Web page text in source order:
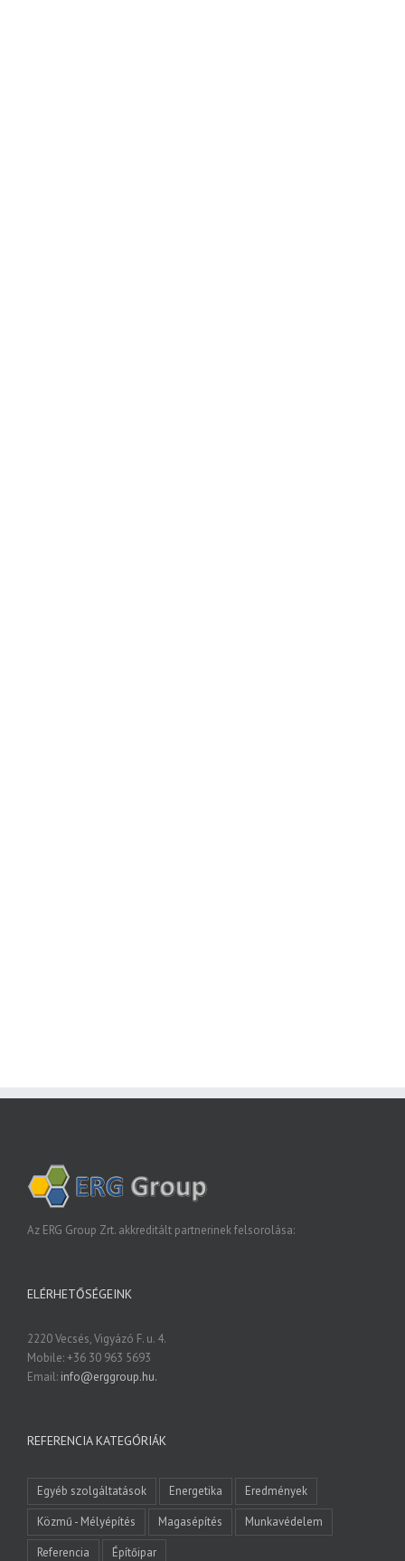
Az ERG Group Zrt. akkreditált partnerinek felsorolása:
ELÉRHETŐSÉGEINK
2220 Vecsés, Vigyázó F. u. 4.
Mobile: +36 30 963 5693
Email: info@erggroup.hu.
REFERENCIA KATEGÓRIÁK
Egyéb szolgáltatások Energetika
Eredmények
Közmű - Mélyépítés
Magasépítés
Munkavédelem
Referencia
Építőipar